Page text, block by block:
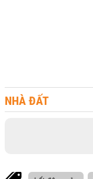
NHÀ ĐẤT